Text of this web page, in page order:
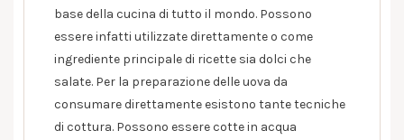
base della cucina di tutto il mondo. Possono
essere infatti utilizzate direttamente o come
ingrediente principale di ricette sia dolci che
salate. Per la preparazione delle uova da
consumare direttamente esistono tante tecniche
di cottura. Possono essere cotte in acqua